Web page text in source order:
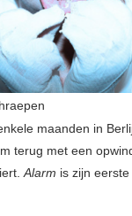
maanden in
terug met een
Alarm is zijn